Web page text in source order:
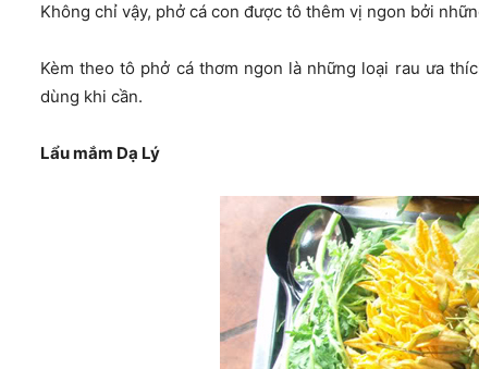
Không chỉ vậy, phở cá con được tô thêm vị ngon bởi
Kèm theo tô phở cá thơm ngon là những loại rau ưa
dùng khi cần.
Lẩu mắm Dạ Lý